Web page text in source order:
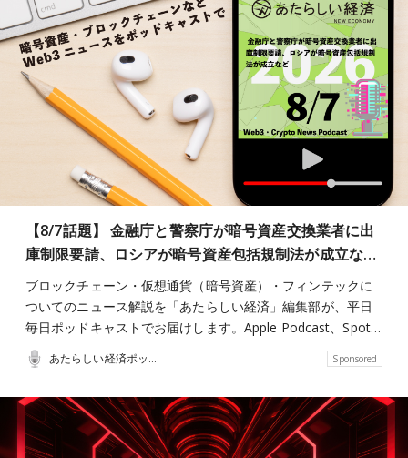
【8/7話題】 金融庁と警察庁が暗号資産交換業者に出
庫制限要請、ロシアが暗号資産包括規制法が成立な…
ブロックチェーン・仮想通貨（暗号資産）・フィンテックに
ついてのニュース解説を「あたらしい経済」編集部が、平日
毎日ポッドキャストでお届けします。Apple Podcast、Spot…
あたらしい経済ポッドキャスト Sponsored